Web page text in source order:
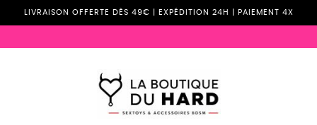
LIVRAISON OFFERTE DÈS 49€ | EXPÉDITION 24H | PAIEMENT 4X